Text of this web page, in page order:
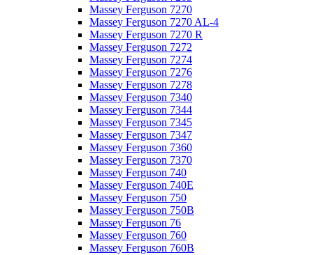
Massey Ferguson 7270
Massey Ferguson 7270 AL-4
Massey Ferguson 7270 R
Massey Ferguson 7272
Massey Ferguson 7274
Massey Ferguson 7276
Massey Ferguson 7278
Massey Ferguson 7340
Massey Ferguson 7344
Massey Ferguson 7345
Massey Ferguson 7347
Massey Ferguson 7360
Massey Ferguson 7370
Massey Ferguson 740
Massey Ferguson 740E
Massey Ferguson 750
Massey Ferguson 750B
Massey Ferguson 76
Massey Ferguson 760
Massey Ferguson 760B